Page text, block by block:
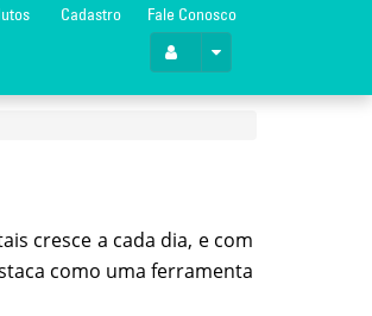
Cadastro Fale Conosco
cresce a cada dia, e com
como uma ferramenta